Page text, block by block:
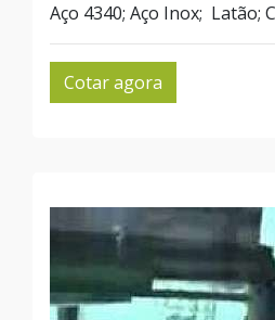
Aço 4340; Aço Inox; Latão;
Cotar agora